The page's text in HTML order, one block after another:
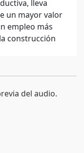
lleva
un mayor valor
empleo más
construcción